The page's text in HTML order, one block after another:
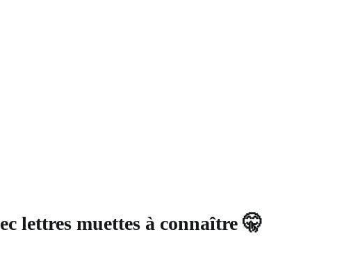
lettres muettes à connaître 🤫